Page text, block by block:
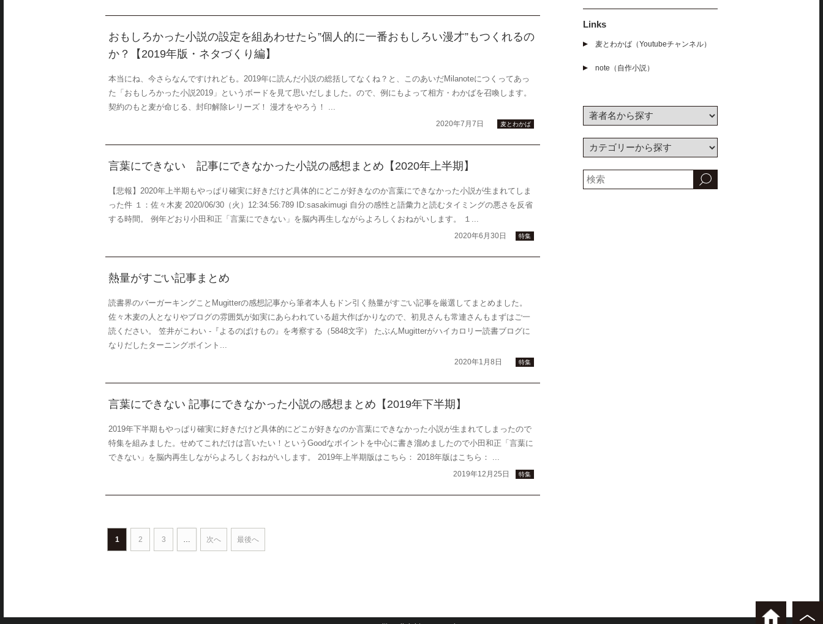
おもしろかった小説の設定を組あわせたら”個人的に一番おもしろい漫才”もつくれるの
か？【2019年版・ネタづくり編】
本当にね、今さらなんですけれども。2019年に読んだ小説の総括してなくね？と、このあいだMilanoteにつくってあっ
た「おもしろかった小説2019」というボードを見て思いだしました。ので、例にもよって相方・わかばを召喚します。
契約のもと麦が命じる、封印解除レリーズ！ 漫才をやろう！ ...
2020年7月7日 麦とわかば
言葉にできない 記事にできなかった小説の感想まとめ【2020年上半期】
【悲報】2020年上半期もやっぱり確実に好きだけど具体的にどこが好きなのか言葉にできなかった小説が生まれてしま
った件 １：佐々木麦 2020/06/30（火）12:34:56:789 ID:sasakimugi 自分の感性と語彙力と読むタイミングの悪さを反省
する時間。 例年どおり小田和正「言葉にできない」を脳内再生しながらよろしくおねがいします。 １...
2020年6月30日 特集
熱量がすごい記事まとめ
読書界のバーガーキングことMugitterの感想記事から筆者本人もドン引く熱量がすごい記事を厳選してまとめました。
佐々木麦の人となりやブログの雰囲気が如実にあらわれている超大作ばかりなので、初見さんも常連さんもまずはご一
読ください。 笠井がこわい -『よるのばけもの』を考察する（5848文字） たぶんMugitterがハイカロリー読書ブログに
なりだしたターニングポイント...
2020年1月8日 特集
言葉にできない 記事にできなかった小説の感想まとめ【2019年下半期】
2019年下半期もやっぱり確実に好きだけど具体的にどこが好きなのか言葉にできなかった小説が生まれてしまったので
特集を組みました。せめてこれだけは言いたい！というGoodなポイントを中心に書き溜めましたので小田和正「言葉に
できない」を脳内再生しながらよろしくおねがいします。 2019年上半期版はこちら： 2018年版はこちら： ...
2019年12月25日 特集
1 2 3 次へ 最後へ
Links
麦とわかば（Youtubeチャンネル）
note（自作小説）